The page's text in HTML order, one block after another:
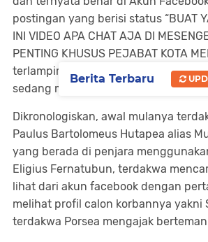
postingan yang berisi status “BUAT
INI VIDEO APA CHAT AJA DI
PENTING KHUSUS PEJABAT KOTA
terlampir juga photo diri saksi
sedang memperlihatkan
Dikronologiskan, awal mulanya
Paulus Bartolomeus Hutapea alias
yang berada di penjara
Eligius Fernatubun, terdakwa
lihat dari akun facebook dengan
melihat profil calon korbannya yakni
terdakwa Porsea mengajak
Berita Terbaru